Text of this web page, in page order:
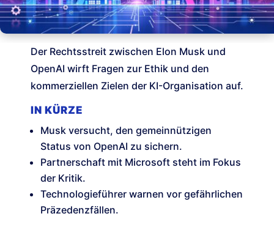
Der Rechtsstreit zwischen Elon Musk und
OpenAI wirft Fragen zur Ethik und den
kommerziellen Zielen der KI-Organisation auf.
IN KÜRZE
Musk versucht, den gemeinnützigen
Status von OpenAI zu sichern.
Partnerschaft mit Microsoft steht im Fokus
der Kritik.
Technologieführer warnen vor gefährlichen
Präzedenzfällen.